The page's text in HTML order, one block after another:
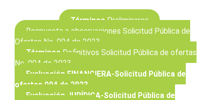
Términos Preliminares
Respuesta a observaciones Solicitud Pública de
Ofertas No. 004 de 2023
Términos Definitivos Solicitud Pública de ofertas
No. 004 de 2023.
Evaluación FINANCIERA-Solicitud Pública de
ofertas 004 de 2023.
Evaluación JURÍDICA-Solicitud Pública de